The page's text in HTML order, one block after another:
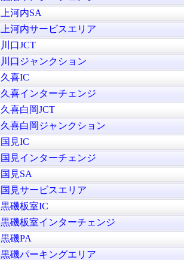
上河内SA
上河内サービスエリア
川口JCT
川口ジャンクション
久喜IC
久喜インターチェンジ
久喜白岡JCT
久喜白岡ジャンクション
国見IC
国見インターチェンジ
国見SA
国見サービスエリア
黒磯板室IC
黒磯板室インターチェンジ
黒磯PA
黒磯パーキングエリア